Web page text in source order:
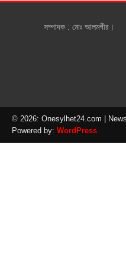
সম্পাদক : মোঃ আলমগীর।
© 2026: Onesylhet24.com |
Powered by: WordPress